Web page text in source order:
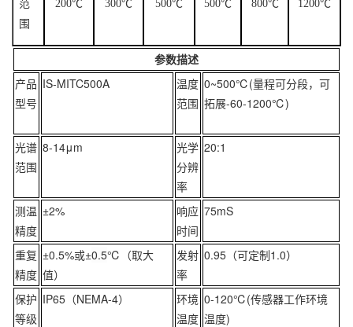
范
围
200℃
300℃
500℃
500℃
800℃
1200℃
参数描述
产品
型号
IS-MITC500A
温度
范围
0~500℃(量程可分段，可
拓展-60-1200℃)
光谱
范围
8-14μm
光学
分辨
率
20:1
测温
精度
±2%
响应
时间
75mS
重复
精度
±0.5%或±0.5℃（取大
值）
发射
率
0.95（可定制1.0）
保护
等级
IP65（NEMA-4）
环境
温度
0-120℃(传感器工作环境
温度)